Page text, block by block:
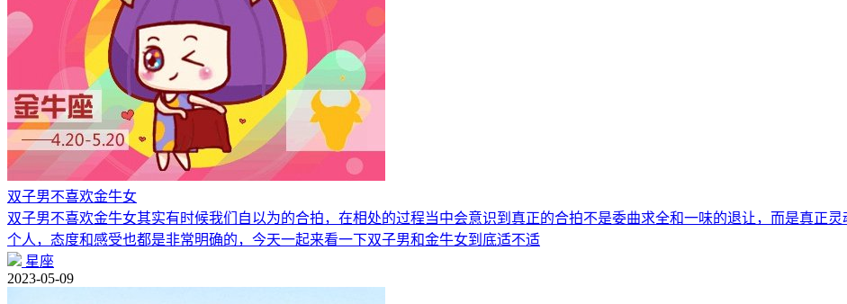
双子男不喜欢金牛女
双子男不喜欢金牛女其实有时候我们自以为的合拍，在相处的过程当中会意识到真正的合拍不是委曲求全和一味的退让，而是真正
个人，态度和感受也都是非常明确的，今天一起来看一下双子男和金牛女到底适不适
星座
2023-05-09